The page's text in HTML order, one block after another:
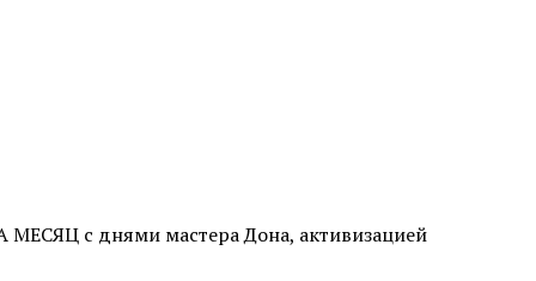
с днями мастера Дона, активизацией